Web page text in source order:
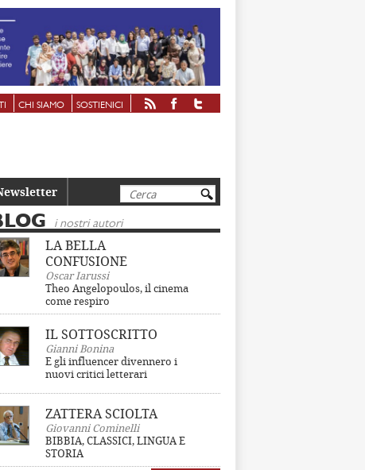
CHI SIAMO SOSTIENICI
Cerca
i nostri autori
LA BELLA
CONFUSIONE
Oscar Iarussi
Theo Angelopoulos, il cinema
come respiro
IL SOTTOSCRITTO
Gianni Bonina
E gli influencer divennero i
nuovi critici letterari
ZATTERA SCIOLTA
Giovanni Cominelli
BIBBIA, CLASSICI, LINGUA E
STORIA